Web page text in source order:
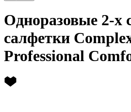
Одноразовые 2-х
салфетки
Professional